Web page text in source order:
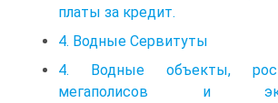
платы за кредит.
4. Водные Сервитуты
4. Водные объекты,
мегаполисов и